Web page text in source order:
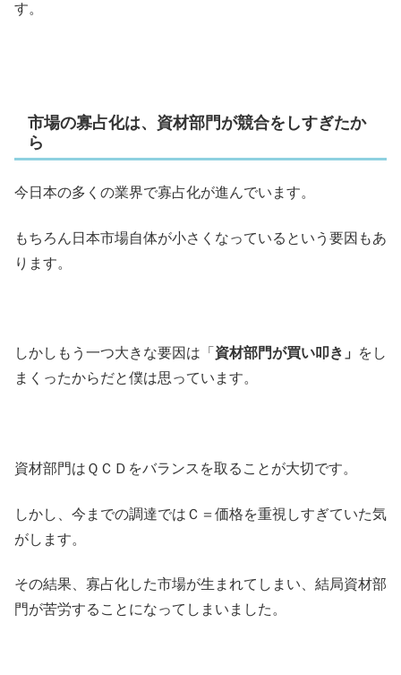
す。
市場の寡占化は、資材部門が競合をしすぎたか
ら
今日本の多くの業界で寡占化が進んでいます。
もちろん日本市場自体が小さくなっているという要因もあ
ります。
しかしもう一つ大きな要因は「 資材部門が買い叩き」
をし
まくったからだと僕は思っています。
資材部門はＱＣＤをバランスを取ることが大切です。
しかし、今までの調達ではＣ＝価格を重視しすぎていた気
がします。
その結果、寡占化した市場が生まれてしまい、結局資材部
門が苦労することになってしまいました。